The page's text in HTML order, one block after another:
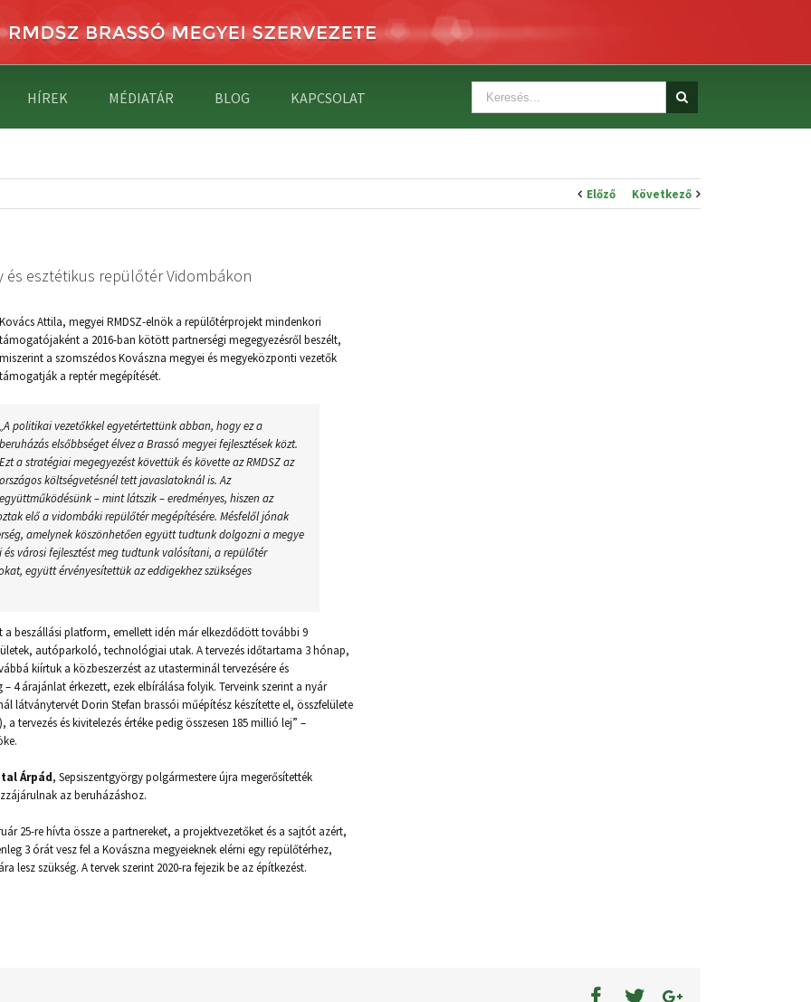
HÍREK MÉDIATÁR BLOG KAPCSOLAT
Előző Következő
esztétikus repülőtér Vidombákon
Kovács Attila, megyei RMDSZ-elnök a repülőtérprojekt mindenkori
támogatójaként a 2016-ban kötött partnerségi megegyezésről beszélt,
miszerint a szomszédos Kovászna megyei és megyeközponti vezetők
támogatják a reptér megépítését.
„A politikai vezetőkkel egyetértettünk abban, hogy ez a
beruházás elsőbbséget élvez a Brassó megyei fejlesztések közt.
Ezt a stratégiai megegyezést követtük és követte az RMDSZ az
országos költségvetésnél tett javaslatoknál is. Az
együttműködésünk – mint látszik – eredményes, hiszen az
elő a vidombáki repülőtér megépítésére. Mésfelől jónak
amelynek köszönhetően együtt tudtunk dolgozni a megye
városi fejlesztést meg tudtunk valósítani, a repülőtér
együtt érvényesítettük az eddigekhez szükséges
beszállási platform, emellett idén már elkezdődött további 9
autóparkoló, technológiai utak. A tervezés időtartama 3 hónap,
kiírtuk a közbeszerzést az utasterminál tervezésére és
4 árajánlat érkezett, ezek elbírálása folyik. Terveink szerint a nyár
látványtervét Dorin Stefan brassói műépítész készítette el, összfelülete
tervezés és kivitelezés értéke pedig összesen 185 millió lej” –
Árpád, Sepsiszentgyörgy polgármestere újra megerősítették
az beruházáshoz.
25-re hívta össze a partnereket, a projektvezetőket és a sajtót azért,
3 órát vesz fel a Kovászna megyeieknek elérni egy repülőtérhez,
szükség. A tervek szerint 2020-ra fejezik be az építkezést.